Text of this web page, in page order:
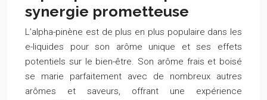
synergie prometteuse
L’alpha-pinène est de plus en plus populaire dans les
e-liquides pour son arôme unique et ses effets
potentiels sur le bien-être. Son arôme frais et boisé
se marie parfaitement avec de nombreux autres
arômes et saveurs, offrant une expérience